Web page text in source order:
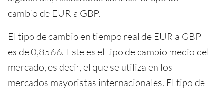
cambio de EUR a GBP.
El tipo de cambio en tiempo real de EUR a GBP
es de 0,8566. Este es el tipo de cambio medio del
mercado, es decir, el que se utiliza en los
mercados mayoristas internacionales. El tipo de